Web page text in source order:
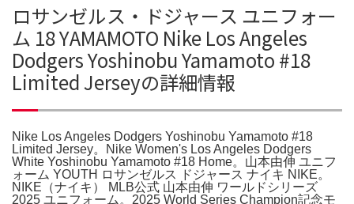
ロサンゼルス・ドジャース ユニフォー
ム 18 YAMAMOTO Nike Los Angeles
Dodgers Yoshinobu Yamamoto #18
Limited Jerseyの詳細情報
Nike Los Angeles Dodgers Yoshinobu Yamamoto #18
Limited Jersey。Nike Women's Los Angeles Dodgers
White Yoshinobu Yamamoto #18 Home。山本由伸 ユニフ
ォーム YOUTH ロサンゼルス ドジャース ナイキ NIKE。
NIKE（ナイキ） MLB公式 山本由伸 ワールドシリーズ
2025 ユニフォーム。2025 World Series Champion記念モ